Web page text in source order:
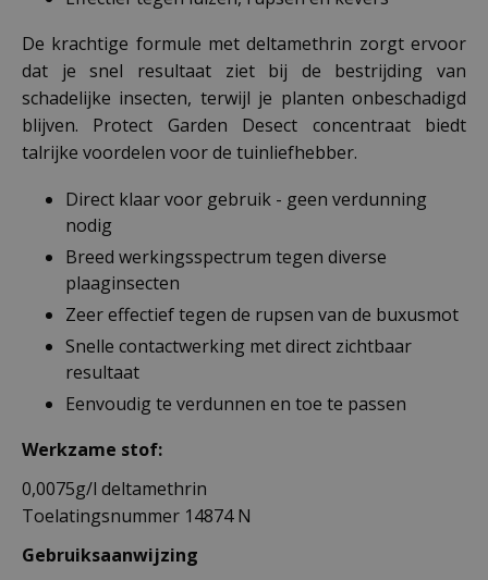
De krachtige formule met deltamethrin zorgt ervoor
dat je snel resultaat ziet bij de bestrijding van
schadelijke insecten, terwijl je planten onbeschadigd
blijven. Protect Garden Desect concentraat biedt
talrijke voordelen voor de tuinliefhebber.
Direct klaar voor gebruik - geen verdunning
nodig
Breed werkingsspectrum tegen diverse
plaaginsecten
Zeer effectief tegen de rupsen van de buxusmot
Snelle contactwerking met direct zichtbaar
resultaat
Eenvoudig te verdunnen en toe te passen
Werkzame stof:
0,0075g/l deltamethrin
Toelatingsnummer 14874 N
Gebruiksaanwijzing